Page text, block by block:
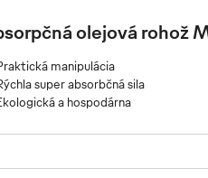
olejová rohož
manipulácia
super absorbčná sila
a hospodárna